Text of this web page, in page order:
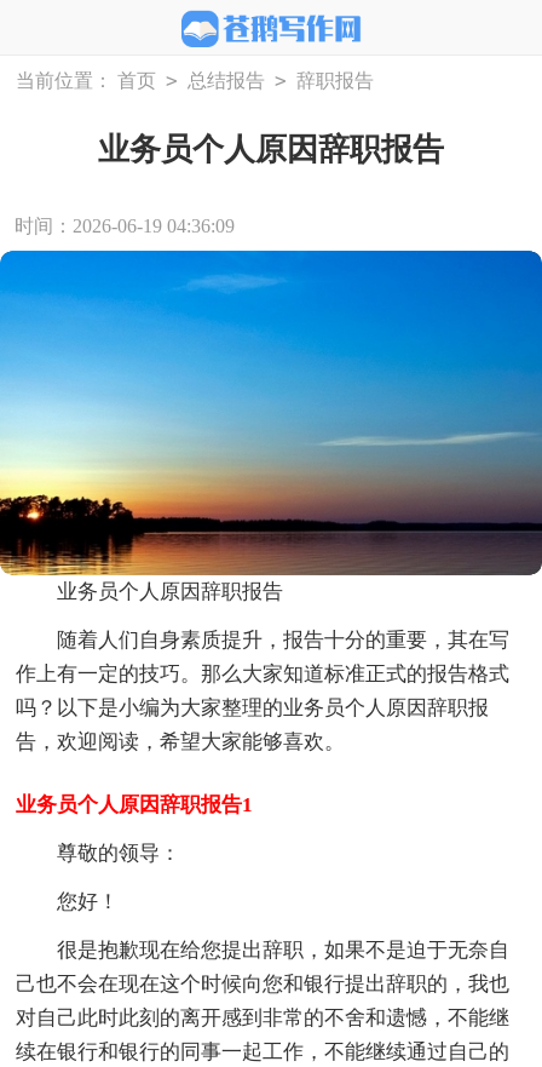
当前位置： 首页 > 总结报告 > 辞职报告
业务员个人原因辞职报告
时间：2026-06-19 04:36:09
业务员个人原因辞职报告
随着人们自身素质提升，报告十分的重要，其在写
作上有一定的技巧。那么大家知道标准正式的报告格式
吗？以下是小编为大家整理的业务员个人原因辞职报
告，欢迎阅读，希望大家能够喜欢。
业务员个人原因辞职报告1
尊敬的领导：
您好！
很是抱歉现在给您提出辞职，如果不是迫于无奈自
己也不会在现在这个时候向您和银行提出辞职的，我也
对自己此时此刻的离开感到非常的不舍和遗憾，不能继
续在银行和银行的同事一起工作，不能继续通过自己的